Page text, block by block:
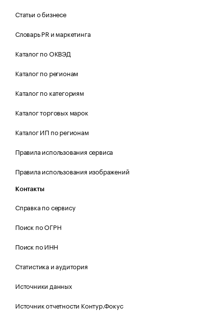
Статьи о бизнесе
Словарь PR и маркетинга
Каталог по ОКВЭД
Каталог по регионам
Каталог по категориям
Каталог торговых марок
Каталог ИП по регионам
Правила использования сервиса
Правила использования изображений
Контакты
Справка по сервису
Поиск по ОГРН
Поиск по ИНН
Статистика и аудитория
Источники данных
Источник отчетности Контур.Фокус